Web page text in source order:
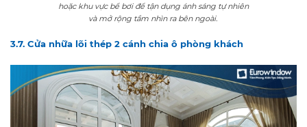
hoặc khu vực bể bơi để tận dụng ánh sáng tự nhiên
và mở rộng tầm nhìn ra bên ngoài.
3.7. Cửa nhữa lõi thép 2 cánh chia ô phòng khách